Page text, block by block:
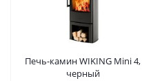
Печь-камин WIKING Mini 4,
черный